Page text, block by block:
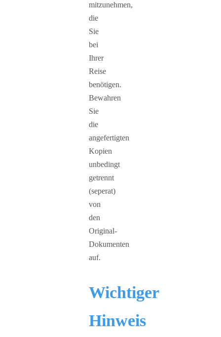
mitzunehmen,
die
Sie
bei
Ihrer
Reise
benötigen.
Bewahren
Sie
die
angefertigten
Kopien
unbedingt
getrennt
(seperat)
von
den
Original-
Dokumenten
auf.
Wichtiger
Hinweis